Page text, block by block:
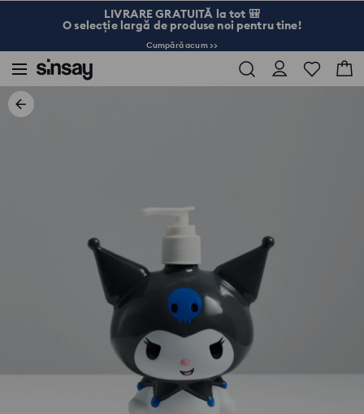
LIVRARE GRATUITĂ la tot 🎒
O selecție largă de produse noi pentru tine!
Cumpără acum >>